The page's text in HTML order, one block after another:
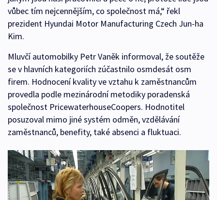
vůbec tím nejcennějším, co společnost má,“ řekl
prezident Hyundai Motor Manufacturing Czech Jun-ha
Kim.
Mluvčí automobilky Petr Vaněk informoval, že soutěže
se v hlavních kategoriích zúčastnilo osmdesát osm
firem. Hodnocení kvality ve vztahu k zaměstnancům
provedla podle mezinárodní metodiky poradenská
společnost PricewaterhouseCoopers. Hodnotitel
posuzoval mimo jiné systém odměn, vzdělávání
zaměstnanců, benefity, také absenci a fluktuaci.